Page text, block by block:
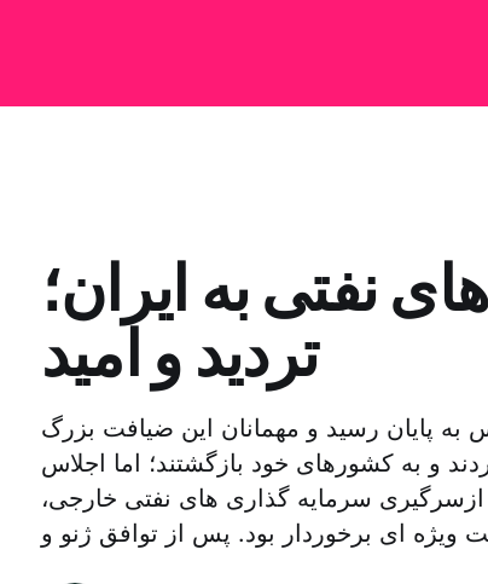
نفتی به ایران؛
تردید و امید
به پایان رسید و مهمانان این ضیافت بزرگ
و به کشورهای خود بازگشتند؛ اما اجلاس
سرمایه گذاری های نفتی خارجی،